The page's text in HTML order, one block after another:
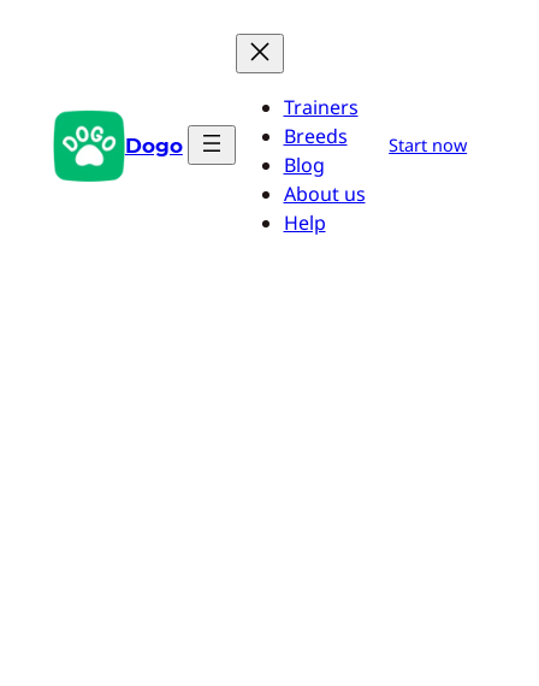
Dogo
Trainers
Breeds
Blog
About us
Help
Start now